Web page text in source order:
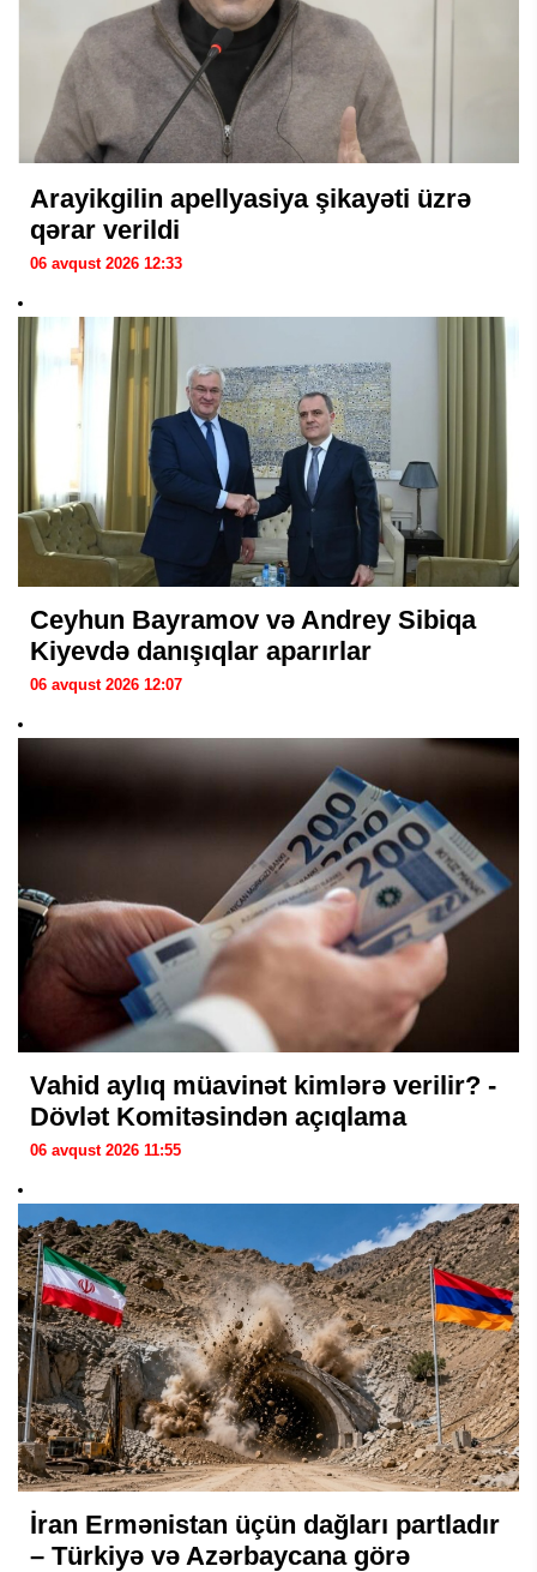
Arayikgilin apellyasiya şikayəti üzrə
qərar verildi
06 avqust 2026 12:33
Ceyhun Bayramov və Andrey Sibiqa
Kiyevdə danışıqlar aparırlar
06 avqust 2026 12:07
Vahid aylıq müavinət kimlərə verilir? -
Dövlət Komitəsindən açıqlama
06 avqust 2026 11:55
İran Ermənistan üçün dağları partladır
– Türkiyə və Azərbaycana görə